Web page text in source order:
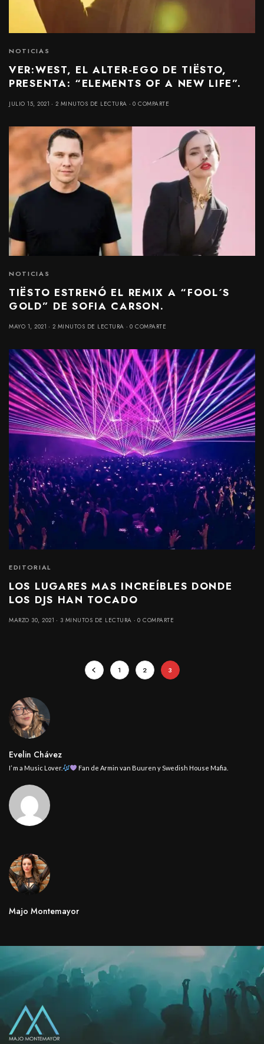
NOTICIAS
VER:WEST, EL ALTER-EGO DE TIËSTO,
PRESENTA: “ELEMENTS OF A NEW LIFE”.
JULIO 15, 2021 2 MINUTOS DE LECTURA 0 COMPARTE
NOTICIAS
TIËSTO ESTRENÓ EL REMIX A “FOOL´S
GOLD” DE SOFIA CARSON.
MAYO 1, 2021 2 MINUTOS DE LECTURA 0 COMPARTE
EDITORIAL
LOS LUGARES MAS INCREÍBLES DONDE
LOS DJS HAN TOCADO
MARZO 30, 2021 3 MINUTOS DE LECTURA 0 COMPARTE
1 2 3
Evelin Chávez
I’ m a Music Lover. Fan de Armin van Buuren y Swedish House Mafia.
Majo Montemayor